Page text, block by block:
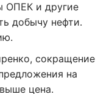
ОПЕК и другие
добычу нефти.
сокращение
на
цена.